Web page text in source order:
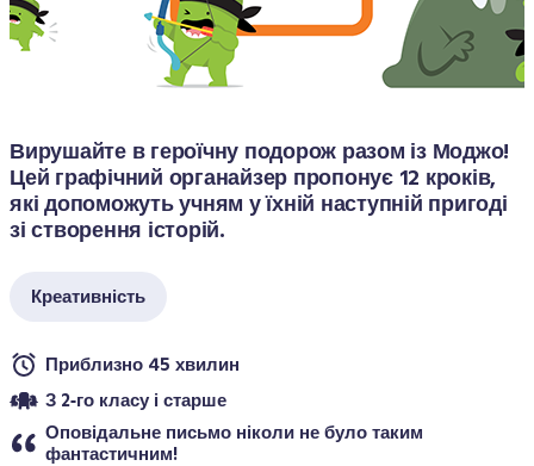
Вирушайте в героїчну подорож разом із Моджо!
Цей графічний органайзер пропонує 12 кроків,
які допоможуть учням у їхній наступній пригоді
зі створення історій.
Креативність
Приблизно 45 хвилин
З 2‑го класу і старше
Оповідальне письмо ніколи не було таким
фантастичним!